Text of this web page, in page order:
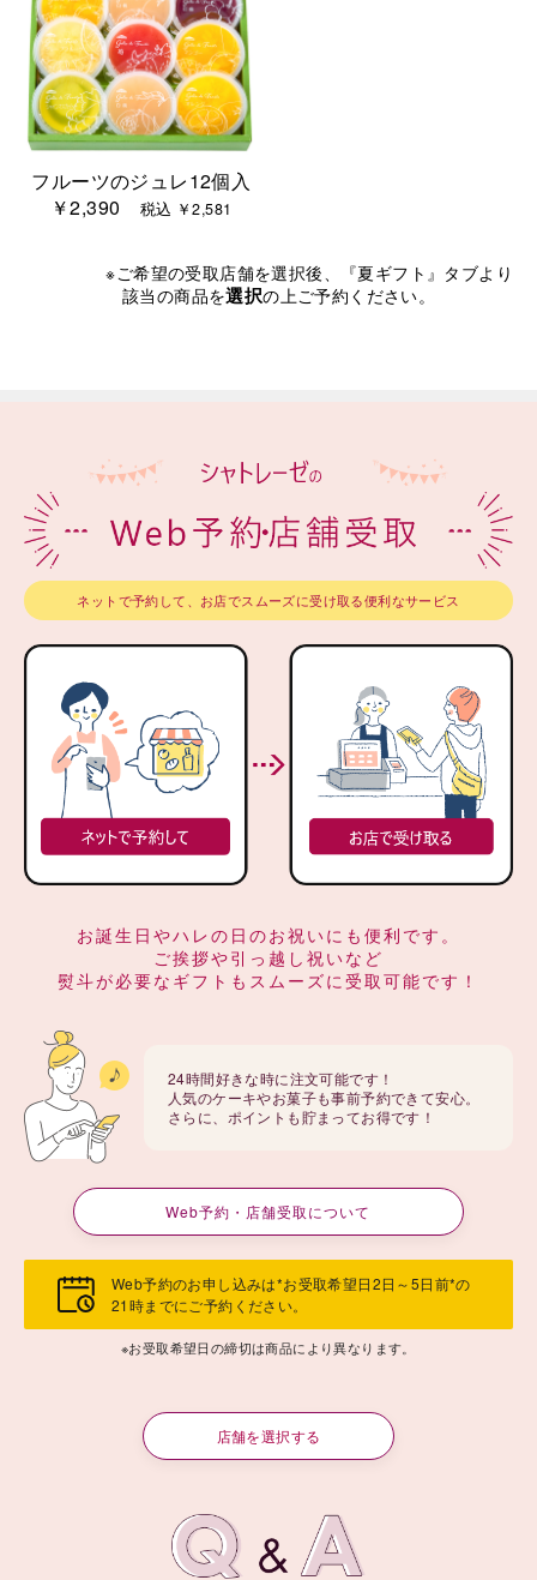
フルーツのジュレ12個入
￥2,390
税込 ￥2,581
※ご希望の受取店舗を選択後、『夏ギフト』タブより
該当の商品を選択の上ご予約ください。
ネットで予約して、お店でスムーズに受け取る便利なサービス
お誕生日やハレの日のお祝いにも便利です。
ご挨拶や引っ越し祝いなど
熨斗が必要なギフトもスムーズに受取可能です！
24時間好きな時に注文可能です！
人気のケーキやお菓子も事前予約できて安心。
さらに、ポイントも貯まってお得です！
Web予約・店舗受取について
Web予約のお申し込みは*お受取希望日2日～5日前*の
21時までにご予約ください。
※お受取希望日の締切は商品により異なります。
店舗を選択する